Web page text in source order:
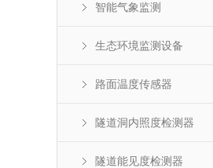
智能气象监测
生态环境监测设备
路面温度传感器
隧道洞内照度检测器
隧道能见度检测器